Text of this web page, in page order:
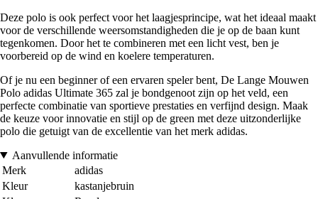
Deze polo is ook perfect voor het laagjesprincipe, wat het ideaal maakt
voor de verschillende weersomstandigheden die je op de baan kunt
tegenkomen. Door het te combineren met een licht vest, ben je
voorbereid op de wind en koelere temperaturen.
Of je nu een beginner of een ervaren speler bent, De Lange Mouwen
Polo adidas Ultimate 365 zal je bondgenoot zijn op het veld, een
perfecte combinatie van sportieve prestaties en verfijnd design. Maak
de keuze voor innovatie en stijl op de green met deze uitzonderlijke
polo die getuigt van de excellentie van het merk adidas.
Aanvullende informatie
Merk
adidas
Kleur
kastanjebruin